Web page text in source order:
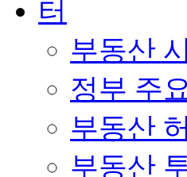
부동산
정부 주
부동산
부동산